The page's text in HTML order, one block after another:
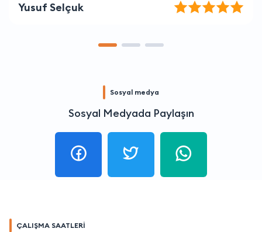
Atilla Lale
Sosyal medya
Sosyal Medyada Paylaşın
ÇALIŞMA SAATLERİ